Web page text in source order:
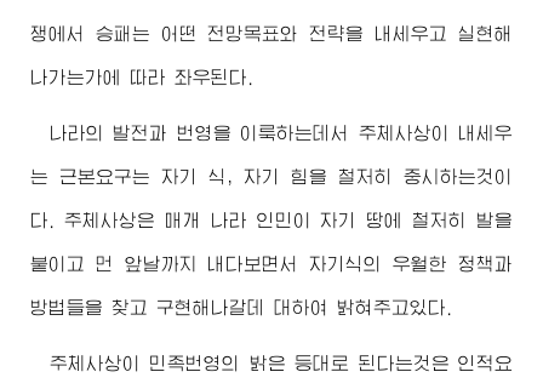
쟁에서 승패는 어떤 전망목표와 전략을 내세우고 실현해
나가는가에 따라 좌우된다.
나라의 발전과 번영을 이룩하는데서 주체사상이 내세우
는 근본요구는 자기 식, 자기 힘을 철저히 중시하는것이
다. 주체사상은 매개 나라 인민이 자기 땅에 철저히 발을
붙이고 먼 앞날까지 내다보면서 자기식의 우월한 정책과
방법들을 찾고 구현해나갈데 대하여 밝혀주고있다.
주체사상이 민족번영의 밝은 등대로 된다는것은 인적요